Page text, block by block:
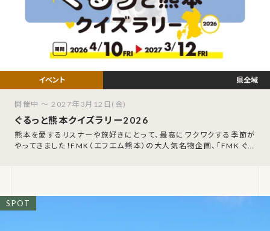
ぐるっと熊本クイズラリー2026
熊本を愛するリスナーや旅好きにとって、最高にワクワクする季節が
やってきました！FMK（エフエム熊本）の大人気名物企画、「FMK ぐる
県全域
開催中 ～ 2027年3月12日(金)